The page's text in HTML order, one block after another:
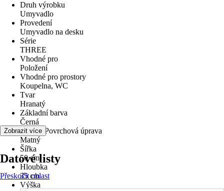
Druh výrobku
Umyvadlo
Provedení
Umyvadlo na desku
Série
THREE
Vhodné pro
Položení
Vhodné pro prostory
Koupelna, WC
Tvar
Hranatý
Základní barva
Černá
Povrch/Povrchová úprava
Matný
Šířka
50 cm
Hloubka
35 cm
Výška
Zobrazit více
Datové listy
Přeskočit oblast